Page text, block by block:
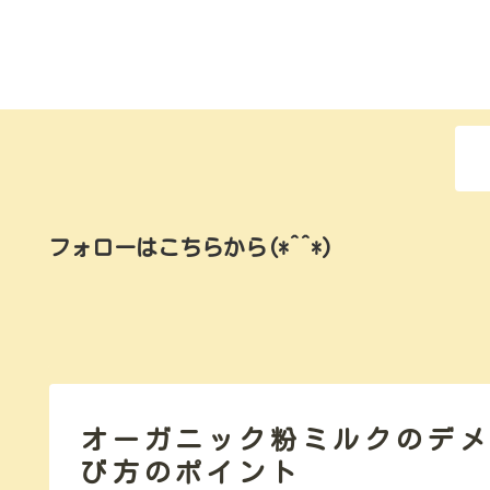
フォローはこちらから(*^^*)
オーガニック粉ミルクのデ
び方のポイント